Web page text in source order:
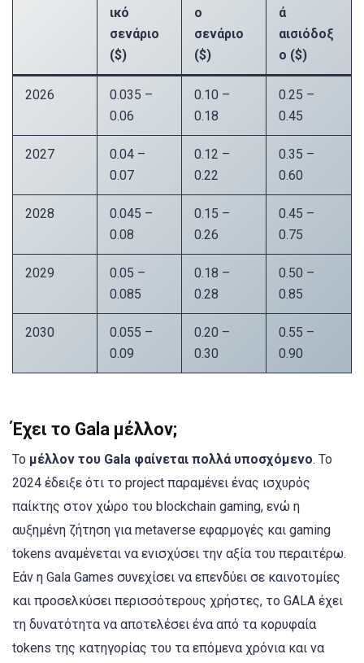
ικό
σενάριο
($)
ο
σενάριο
($)
ά
αισιόδοξ
ο ($)
2026
0.035 –
0.06
0.10 –
0.18
0.25 –
0.45
2027
0.04 –
0.07
0.12 –
0.22
0.35 –
0.60
2028
0.045 –
0.08
0.15 –
0.26
0.45 –
0.75
2029
0.05 –
0.085
0.18 –
0.28
0.50 –
0.85
2030
0.055 –
0.09
0.20 –
0.30
0.55 –
0.90
Έχει το Gala μέλλον;
Το μέλλον του Gala φαίνεται πολλά υποσχόμενο. Το
2024 έδειξε ότι το project παραμένει ένας ισχυρός
παίκτης στον χώρο του blockchain gaming, ενώ η
αυξημένη ζήτηση για metaverse εφαρμογές και gaming
tokens αναμένεται να ενισχύσει την αξία του περαιτέρω.
Εάν η Gala Games συνεχίσει να επενδύει σε καινοτομίες
και προσελκύσει περισσότερους χρήστες, το GALA έχει
τη δυνατότητα να αποτελέσει ένα από τα κορυφαία
tokens της κατηγορίας του τα επόμενα χρόνια και να